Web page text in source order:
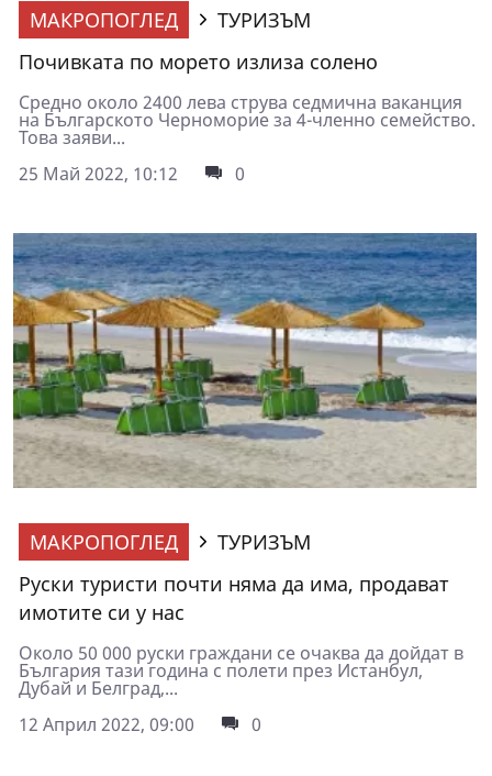
МАКРОПОГЛЕД
ТУРИЗЪМ
Почивката по морето излиза солено
Средно около 2400 лева струва седмична ваканция
на Българското Черноморие за 4-членно семейство.
Това заяви...
25 Май 2022, 10:12
0
МАКРОПОГЛЕД
ТУРИЗЪМ
Руски туристи почти няма да има, продават
имотите си у нас
Около 50 000 руски граждани се очаква да дойдат в
България тази година с полети през Истанбул,
Дубай и Белград,...
12 Април 2022, 09:00
0